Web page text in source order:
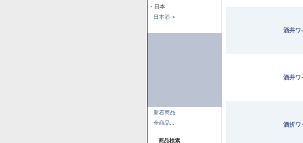
- 日本
日本酒->
新着商品...
全商品...
商品検索
酒井
酒井
酒折